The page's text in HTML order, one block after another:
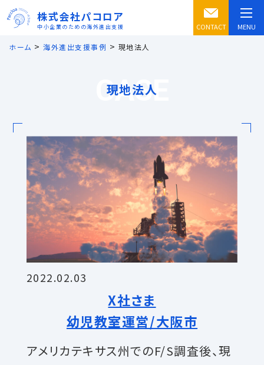
株式会社パコロア
中小企業のための海外進出支援 MENU
CONTACT
ホーム >海外進出支援事例 > 現地法人
現地法人
CASE
2022.02.03
X社さま
幼児教室運営/大阪市
アメリカテキサス州でのF/S調査後、現